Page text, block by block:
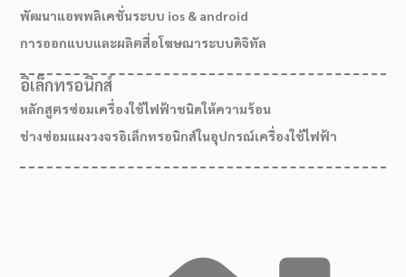
พัฒนาแอพพลิเคชั่นระบบ ios & android
การออกแบบและผลิตสื่อโฆษณาระบบดิจิทัล
อิเล็กทรอนิกส์
หลักสูตรซ่อมเครื่องใช้ไฟฟ้าชนิดให้ความร้อน
ช่างซ่อมแผงวงจรอิเล็กทรอนิกส์ในอุปกรณ์เครื่องใช้ไฟฟ้า